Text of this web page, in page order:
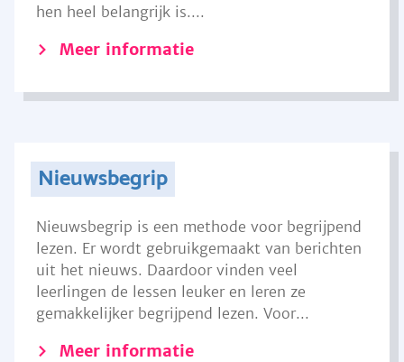
hen heel belangrijk is....
Meer informatie
Nieuwsbegrip
Nieuwsbegrip is een methode voor begrijpend
lezen. Er wordt gebruikgemaakt van berichten
uit het nieuws. Daardoor vinden veel
leerlingen de lessen leuker en leren ze
gemakkelijker begrijpend lezen. Voor...
Meer informatie